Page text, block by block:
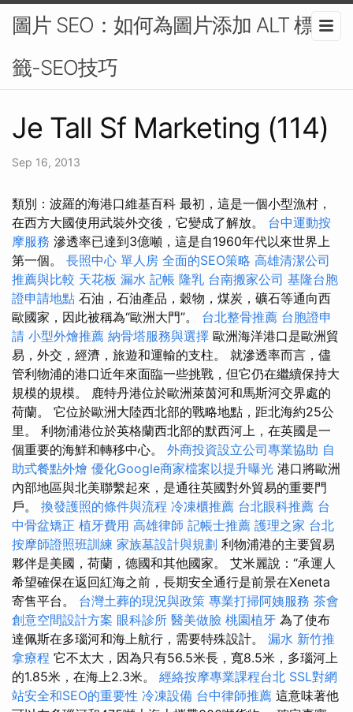
圖片 SEO：如何為圖片添加 ALT 標
籤-SEO技巧
Je Tall Sf Marketing (114)
Sep 16, 2013
類別：波羅的海港口維基百科 最初，這是一個小型漁村，
在西方大國使用武裝外交後，它變成了解放。 台中運動按
摩服務 滲透率已達到3億噸，這是自1960年代以來世界上
第一個。 長照中心 單人房 全面的SEO策略 高雄清潔公司
推薦與比較 天花板 漏水 記帳 隆乳 台南搬家公司 基隆台胞
證申請地點 石油，石油產品，穀物，煤炭，礦石等通向西
歐國家，因此被稱為“歐洲大門”。 台北整骨推薦 台胞證申
請 小型外燴推薦 納骨塔服務與選擇 歐洲海洋港口是歐洲貿
易，外交，經濟，旅遊和運輸的支柱。 就滲透率而言，儘
管利物浦的港口近年來面臨一些挑戰，但它仍在繼續保持大
規模的規模。 鹿特丹港位於歐洲萊茵河和馬斯河交界處的
荷蘭。 它位於歐洲大陸西北部的戰略地點，距北海約25公
里。 利物浦港位於英格蘭西北部的默西河上，在英國是一
個重要的海鮮和轉移中心。 外商投資設立公司專業協助 自
助式餐點外燴 優化Google商家檔案以提升曝光 港口將歐洲
內部地區與北美聯繫起來，是通往英國對外貿易的重要門
戶。 換發護照的條件與流程 冷凍櫃推薦 台北眼科推薦 台
中骨盆矯正 植牙費用 高雄律師 記帳士推薦 護理之家 台北
按摩師證照班訓練 家族墓設計與規劃 利物浦港的主要貿易
夥伴是美國，荷蘭，德國和其他國家。 艾米麗說：“承運人
希望確保在返回紅海之前，長期安全通行是前景在Xeneta
寄售平台。 台灣土葬的現況與政策 專業打掃阿姨服務 茶會
創意空間設計方案 眼科診所 醫美做臉 桃園植牙 為了使布
達佩斯在多瑙河和海上航行，需要特殊設計。 漏水 新竹推
拿療程 它不太大，因為只有56.5米長，寬8.5米，多瑙河上
的1.85米，在海上2.3米。 經絡按摩專業課程台北 SSL對網
站安全和SEO的重要性 冷凍設備 台中律師推薦 這意味著他